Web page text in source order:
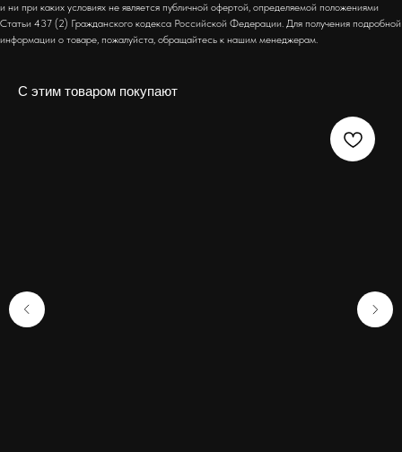
и ни при каких условиях не является публичной офертой, определяемой положениями
Статьи 437 (2) Гражданского кодекса Российской Федерации. Для получения подробной
информации о товаре, пожалуйста, обращайтесь к нашим менеджерам.
С этим товаром покупают